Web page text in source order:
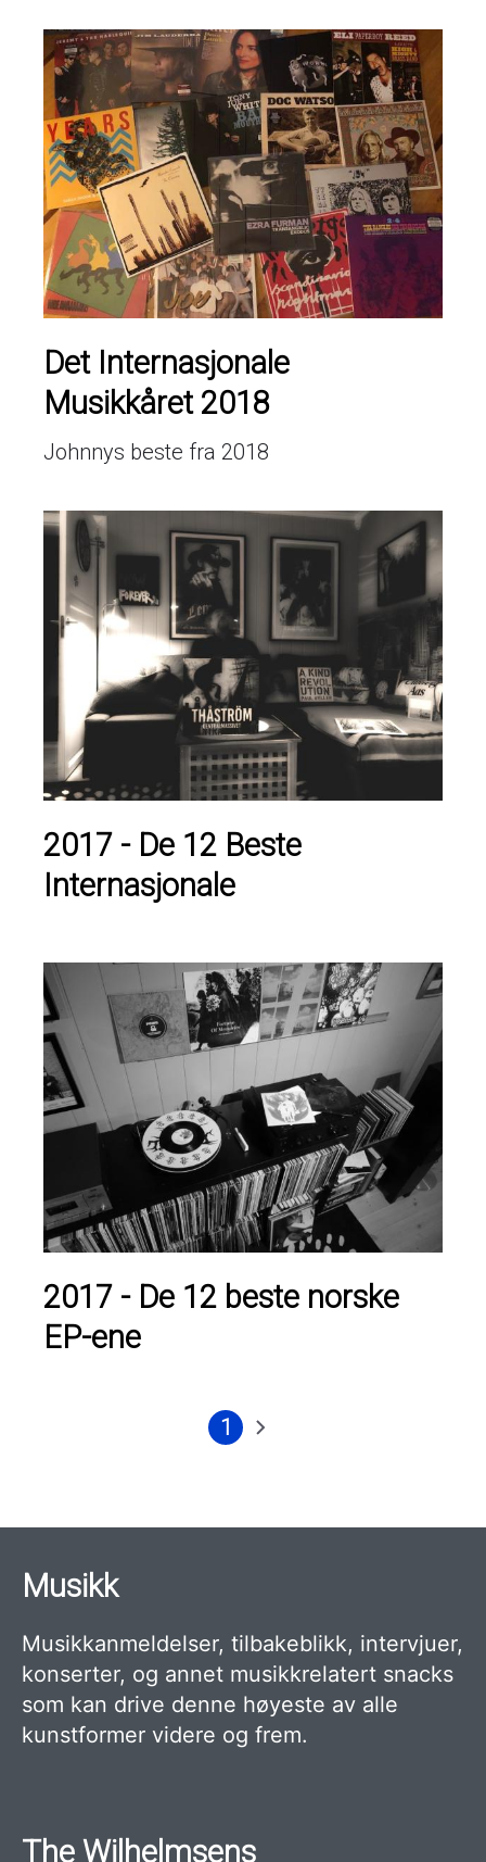
Det Internasjonale
Musikkåret 2018
Johnnys beste fra 2018
2017 - De 12 Beste
Internasjonale
2017 - De 12 beste norske
EP-ene
Nåværende
1
Neste
Musikk
Musikkanmeldelser, tilbakeblikk, intervjuer,
konserter, og annet musikkrelatert snacks
som kan drive denne høyeste av alle
kunstformer videre og frem.
The Wilhelmsens